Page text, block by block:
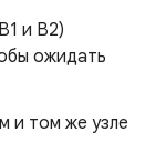
и B2)
ожидать
и том же узле